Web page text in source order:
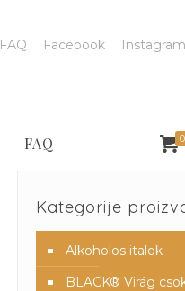
FAQ
FAQ Facebook Instagram
0
Kategorije
Alkoholos italok
BLACK® Virág